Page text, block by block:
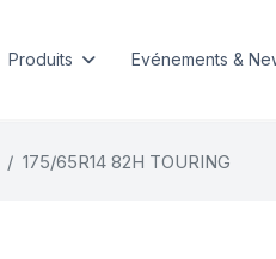
Produits Evénements &
175/65R14 82H TOURING